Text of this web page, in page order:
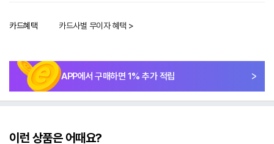
카드혜택 카드사별 무이자 혜택 >
APP에서 구매하면 1% 추가 적립
이런 상품은 어때요?